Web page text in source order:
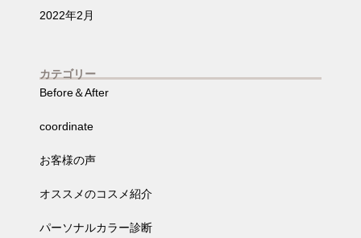
2022年2月
カテゴリー
Before＆After
coordinate
お客様の声
オススメのコスメ紹介
パーソナルカラー診断